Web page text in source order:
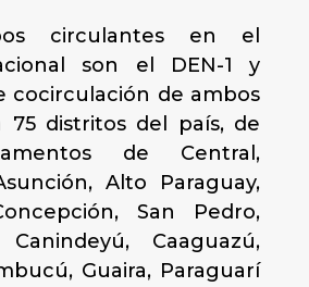
circulantes en el
son el DEN-1 y
cocirculación de ambos
75 distritos del país, de
de Central,
Alto Paraguay,
San Pedro,
Caaguazú,
Guaira, Paraguarí